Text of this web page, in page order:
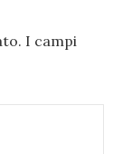
I campi